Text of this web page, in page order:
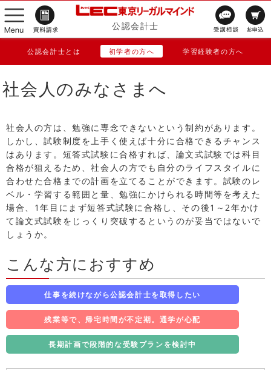
公認会計士
公認会計士とは 初学者の方へ 学習経験者の方へ
社会人のみなさまへ
社会人の方は、勉強に専念できないという制約があります。
しかし、試験制度を上手く使えば十分に合格できるチャンス
はあります。短答式試験に合格すれば、論文式試験では科目
合格が狙えるため、社会人の方でも自分のライフスタイルに
合わせた合格までの計画を立てることができます。試験のレ
ベル・学習する範囲と量、勉強にかけられる時間等を考えた
場合、1年目にまず短答式試験に合格し、その後1～2年かけ
て論文式試験をじっくり突破するというのが妥当ではないで
しょうか。
こんな方におすすめ
仕事を続けながら公認会計士を取得したい
残業等で、帰宅時間が不定期。通学が心配
長期計画で段階的な受験プランを検討中